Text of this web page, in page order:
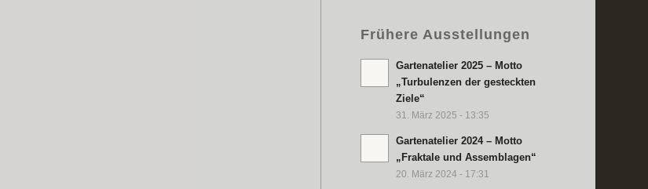
Frühere Ausstellungen
Gartenatelier 2025 – Motto
„Turbulenzen der gesteckten
Ziele“
31. März 2025 - 13:35
Gartenatelier 2024 – Motto
„Fraktale und Assemblagen“
20. März 2024 - 17:31